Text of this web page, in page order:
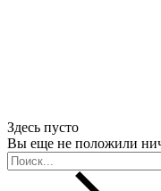
Здесь пусто
Вы еще не положили